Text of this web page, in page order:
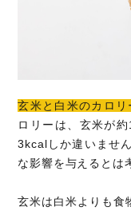
玄米と白米のカロリ
ロリーは、玄米が
3kcalしか違いませ
な影響を与えるとは
玄米は白米よりも食